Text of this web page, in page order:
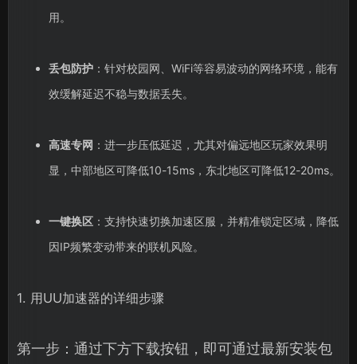
用。
丢包防护：针对校园网、WiFi等容易波动的网络环境，能有
效缓解延迟不稳与数据丢失。
高速专网 ：进一步压低延迟，尤其对偏远地区玩家效果明
显，中部地区可降低10-15ms，东北地区可降低12-20ms。
一键换区：支持快速切换加速区服，并精准锁定区域，降低
因IP频繁变动带来的联机风险。
1. 用UU加速器的详细步骤
第一步：通过下方下载按钮，即可通过最新安装包